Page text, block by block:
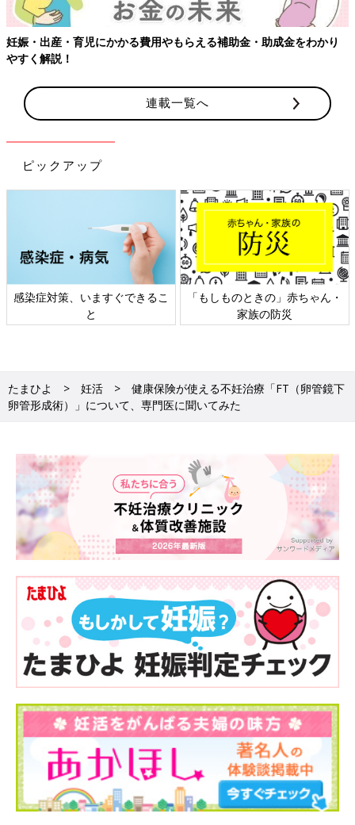
妊娠・出産・育児にかかる費用やもらえる補助金・助成金をわかり
やすく解説！
連載一覧へ
ピックアップ
感染症対策、いますぐできるこ
と
「もしものときの」赤ちゃん・
家族の防災
たまひよ 妊活
健康保険が使える不妊治療「FT（卵管鏡下
卵管形成術）」について、専門医に聞いてみた